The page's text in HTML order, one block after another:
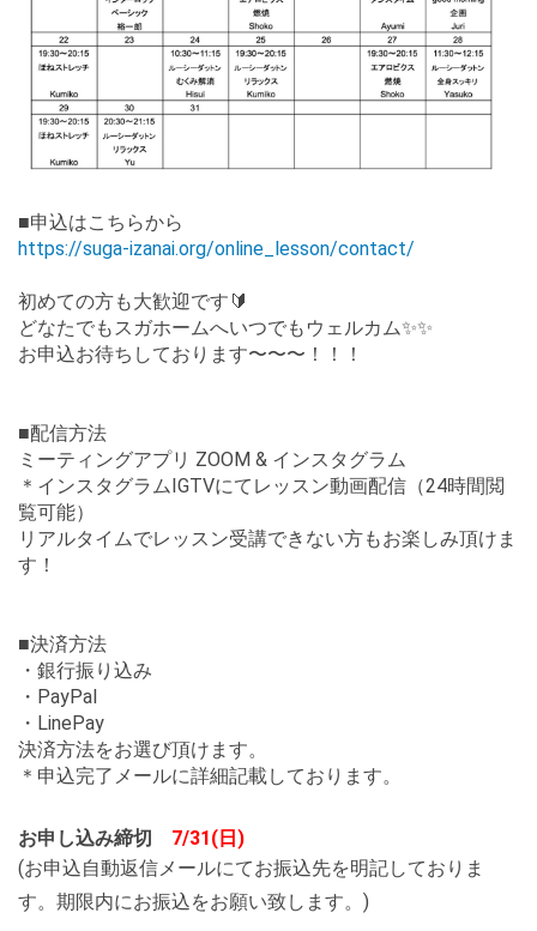
■申込はこちらから
https://suga-izanai.org/online_lesson/contact/
初めての方も大歓迎です🔰
どなたでもスガホームへいつでもウェルカム✨✨
お申込お待ちしております〜〜〜！！！
■配信方法
ミーティングアプリ ZOOM & インスタグラム
＊インスタグラムIGTVにてレッスン動画配信（24時間閲
覧可能）
リアルタイムでレッスン受講できない方もお楽しみ頂けま
す！
■決済方法
・銀行振り込み
・PayPal
・LinePay
決済方法をお選び頂けます。
＊申込完了メールに詳細記載しております。
お申し込み締切 7/31(日)
(お申込自動返信メールにてお振込先を明記しておりま
す。期限内にお振込をお願い致します。)